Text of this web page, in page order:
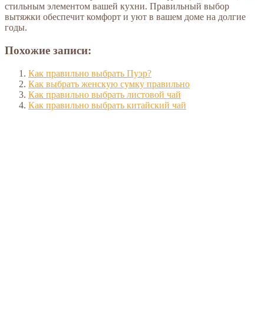
стильным элементом вашей кухни. Правильный выбор
вытяжки обеспечит комфорт и уют в вашем доме на долгие
годы.
Похожие записи:
Как правильно выбрать Пуэр?
Как выбрать женскую сумку правильно
Как правильно выбрать листовой чай
Как правильно выбрать китайский чай